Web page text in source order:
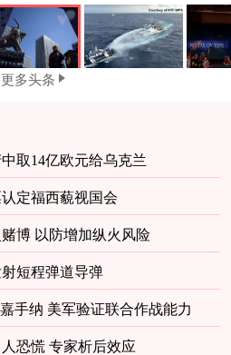
更多头条
取14亿欧元给乌克兰
定福西藐视国会
博 以防增加纵火风险
短程弹道导弹
手纳 美军验证联合作战能力
恐慌 专家析后效应